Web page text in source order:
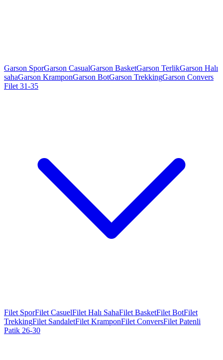
Garson SporGarson CasualGarson BasketGarson TerlikGarson Halı
sahaGarson KramponGarson BotGarson TrekkingGarson Convers
Filet 31-35
Filet SporFilet CasuelFilet Halı SahaFilet BasketFilet BotFilet
TrekkingFilet SandaletFilet KramponFilet ConversFilet Patenli
Patik 26-30